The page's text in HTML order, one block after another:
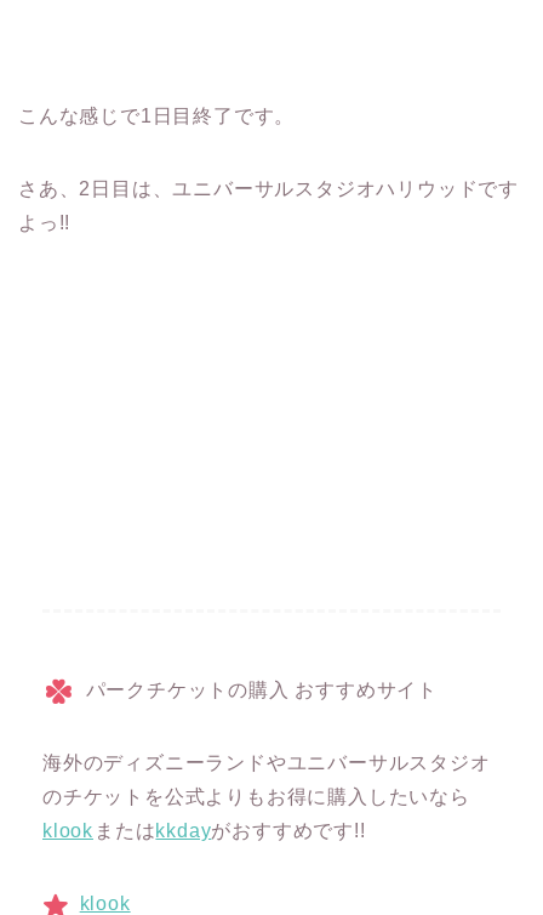
こんな感じで1日目終了です。
さあ、2日目は、ユニバーサルスタジオハリウッドです
よっ!!
パークチケットの購入 おすすめサイト
海外のディズニーランドやユニバーサルスタジオ
のチケットを公式よりもお得に購入したいなら
klook またはkkdayがおすすめです!!
klook